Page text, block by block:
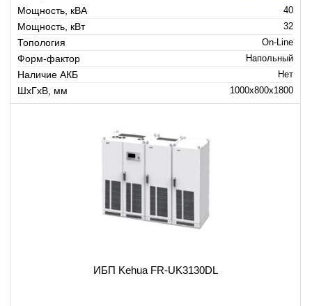
Мощность, кВА
40
Мощность, кВт 32
Топология On-Line
Форм-фактор Напольный
Наличие АКБ Нет
ШхГхВ, мм 1000x800x1800
ИБП Kehua FR-UK3130DL